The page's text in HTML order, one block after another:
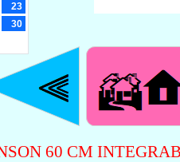
60 CM
23
30